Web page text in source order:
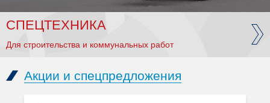
СПЕЦТЕХНИКА
Для строительства и коммунальных работ
Акции и спецпредложения